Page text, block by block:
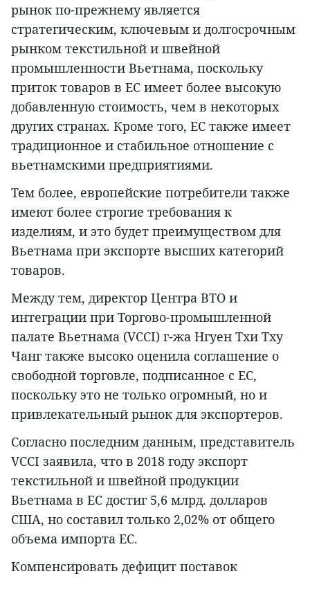
рынок по-прежнему является
стратегическим, ключевым и долгосрочным
рынком текстильной и швейной
промышленности Вьетнама, поскольку
приток товаров в ЕС имеет более высокую
добавленную стоимость, чем в некоторых
других странах. Кроме того, ЕС также имеет
традиционное и стабильное отношение с
вьетнамскими предприятиями.
Тем более, европейские потребители также
имеют более строгие требования к
изделиям, и это будет преимуществом для
Вьетнама при экспорте высших категорий
товаров.
Между тем, директор Центра ВТО и
интеграции при Торгово-промышленной
палате Вьетнама (VCCI) г-жа Нгуен Тхи Тху
Чанг также высоко оценила соглашение о
свободной торговле, подписанное с ЕС,
поскольку это не только огромный, но и
привлекательный рынок для экспортеров.
Согласно последним данным, представитель
VCCI заявила, что в 2018 году экспорт
текстильной и швейной продукции
Вьетнама в ЕС достиг 5,6 млрд. долларов
США, но составил только 2,02% от общего
объема импорта ЕС.
Компенсировать дефицит поставок